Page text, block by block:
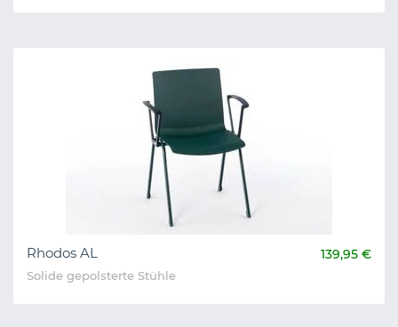
Rhodos AL 139,95 €
Solide gepolsterte Stühle